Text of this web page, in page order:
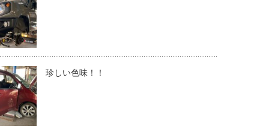
珍しい色味！！